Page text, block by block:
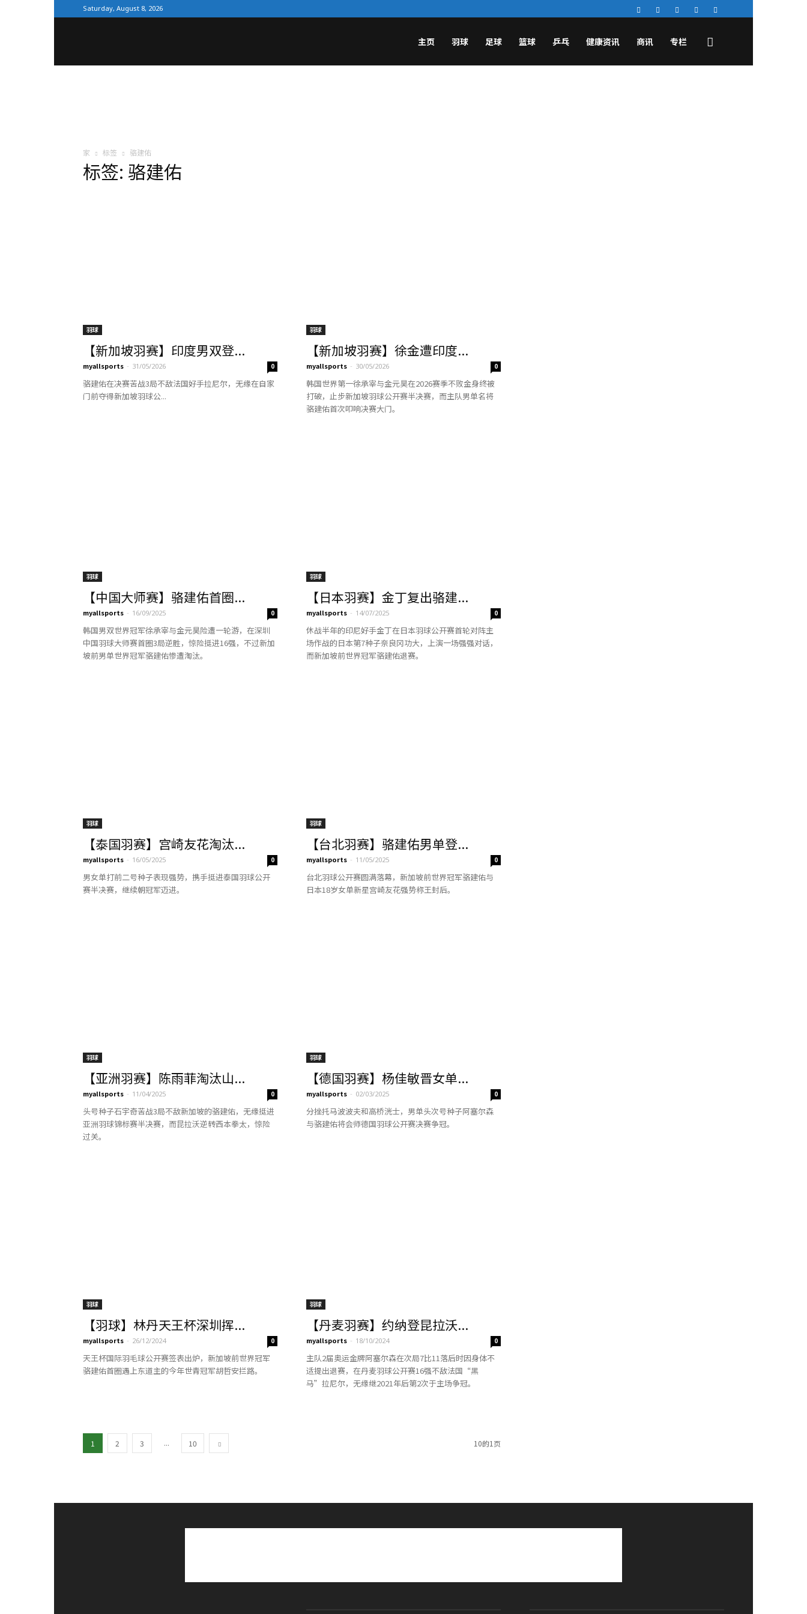
Saturday, August 8, 2026
主页 羽球 足球 篮球 乒乓 健康资讯 商讯 专栏
家 标签 骆建佑
标签: 骆建佑
羽球
【新加坡羽赛】印度男双登...
myallsports - 31/05/2026 0
骆建佑在决赛苦战3局不敌法国好手拉尼尔，无缘在自家
门前夺得新加坡羽球公...
羽球
【新加坡羽赛】徐金遭印度...
myallsports - 30/05/2026 0
韩国世界第一徐承宰与金元昊在2026赛季不败金身终被
打破，止步新加坡羽球公开赛半决赛，而主队男单名将
骆建佑首次叩响决赛大门。
羽球
【中国大师赛】骆建佑首圈...
myallsports - 16/09/2025 0
韩国男双世界冠军徐承宰与金元昊险遭一轮游，在深圳
中国羽球大师赛首圈3局逆胜，惊险挺进16强，不过新加
坡前男单世界冠军骆建佑惨遭淘汰。
羽球
【日本羽赛】金丁复出骆建...
myallsports - 14/07/2025 0
休战半年的印尼好手金丁在日本羽球公开赛首轮对阵主
场作战的日本第7种子奈良冈功大，上演一场强强对话，
而新加坡前世界冠军骆建佑退赛。
羽球
【泰国羽赛】宫崎友花淘汰...
myallsports - 16/05/2025 0
男女单打前二号种子表现强势，携手挺进泰国羽球公开
赛半决赛，继续朝冠军迈进。
羽球
【台北羽赛】骆建佑男单登...
myallsports - 11/05/2025 0
台北羽球公开赛圆满落幕，新加坡前世界冠军骆建佑与
日本18岁女单新星宫崎友花强势称王封后。
羽球
【亚洲羽赛】陈雨菲淘汰山...
myallsports - 11/04/2025 0
头号种子石宇奇苦战3局不敌新加坡的骆建佑，无缘挺进
亚洲羽球锦标赛半决赛，而昆拉沃逆转西本拳太，惊险
过关。
羽球
【德国羽赛】杨佳敏晋女单...
myallsports - 02/03/2025 0
分挫托马波波夫和高桥洸士，男单头次号种子阿塞尔森
与骆建佑将会师德国羽球公开赛决赛争冠。
羽球
【羽球】林丹天王杯深圳挥...
myallsports - 26/12/2024 0
天王杯国际羽毛球公开赛签表出炉，新加坡前世界冠军
骆建佑首圈遇上东道主的今年世青冠军胡哲安拦路。
羽球
【丹麦羽赛】约纳登昆拉沃...
myallsports - 18/10/2024 0
主队2届奥运金牌阿塞尔森在次局7比11落后时因身体不
适提出退赛，在丹麦羽球公开赛16强不敌法国“黑
马”拉尼尔，无缘继2021年后第2次于主场争冠。
1 2 3 ... 10 10的1页